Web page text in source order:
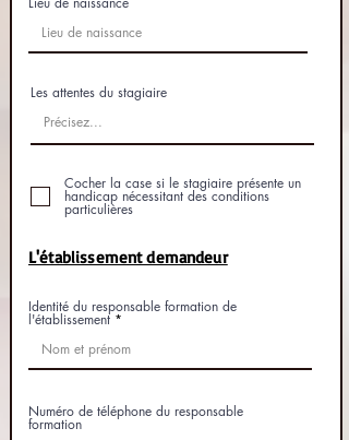
Les attentes du stagiaire
Cocher la case si le stagiaire présente un
handicap nécessitant des conditions
particulières
L'établissement demandeur
Identité du responsable formation de
l'établissement
Numéro de téléphone du responsable
formation